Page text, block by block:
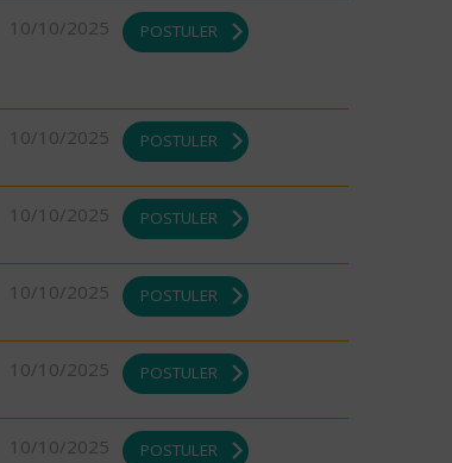
10/10/2025 POSTULER
10/10/2025 POSTULER
10/10/2025 POSTULER
10/10/2025 POSTULER
10/10/2025 POSTULER
10/10/2025 POSTULER